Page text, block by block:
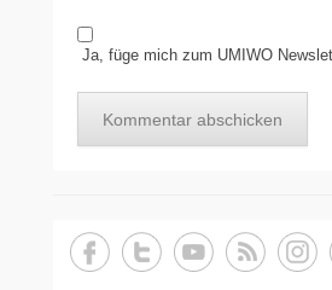
Ja, füge mich zum UMIWO